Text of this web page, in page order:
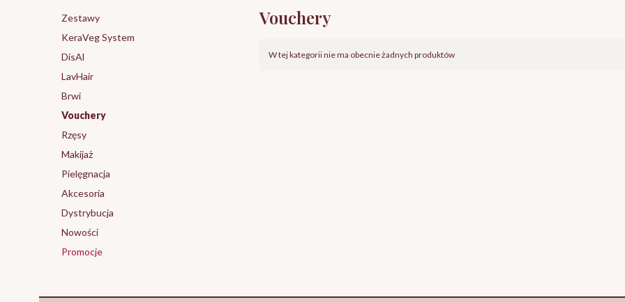
Zestawy
KeraVeg System
DisAl
LavHair
Brwi
Vouchery
Rzęsy
Makijaż
Pielęgnacja
Akcesoria
Dystrybucja
Nowości
Promocje
Vouchery
Lista produktów
W tej kategorii nie ma obecnie żadnych produktów